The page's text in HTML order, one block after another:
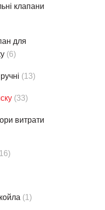
клапани
для
(6)
(13)
(33)
витрати
(1)